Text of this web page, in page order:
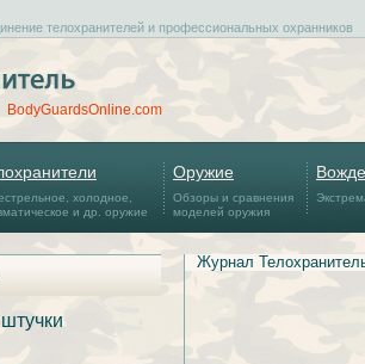
телохранителей и профессиональных охранников
BodyGuardsOnline.com
холодное,
и др. оружие
Оружие
Обзоры и сравнения
моделей оружия
Журнал